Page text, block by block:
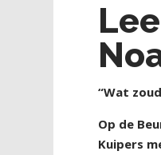
“Wat
Op de
Kuipers